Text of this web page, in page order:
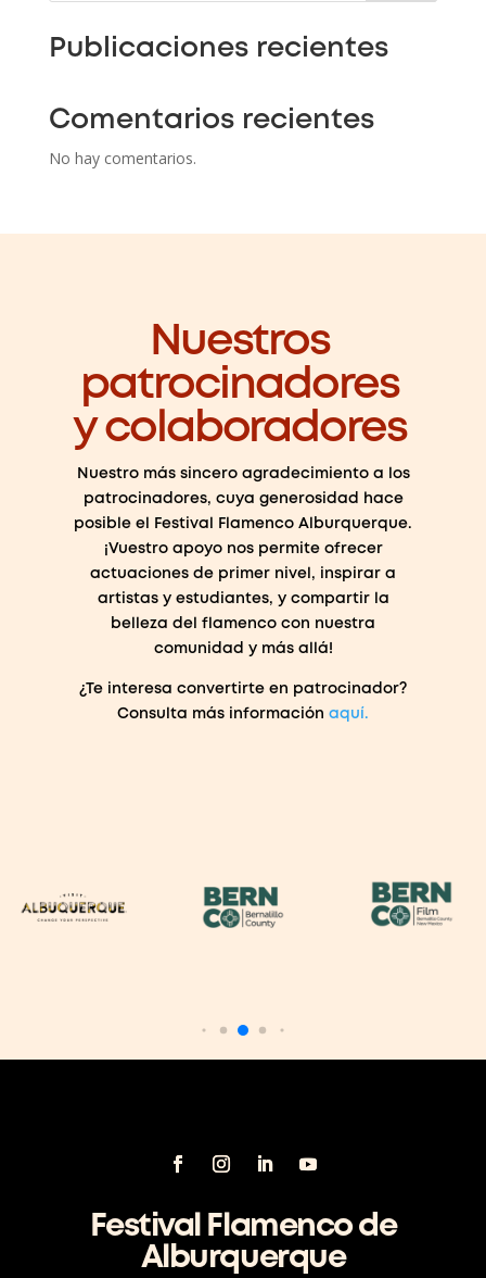
Publicaciones recientes
Comentarios recientes
No hay comentarios.
Nuestros
patrocinadores
y colaboradores
Nuestro más sincero agradecimiento a los
patrocinadores, cuya generosidad hace
posible el Festival Flamenco Alburquerque.
¡Vuestro apoyo nos permite ofrecer
actuaciones de primer nivel, inspirar a
artistas y estudiantes, y compartir la
belleza del flamenco con nuestra
comunidad y más allá!
¿Te interesa convertirte en patrocinador?
Consulta más información aquí.
Festival Flamenco de
Alburquerque